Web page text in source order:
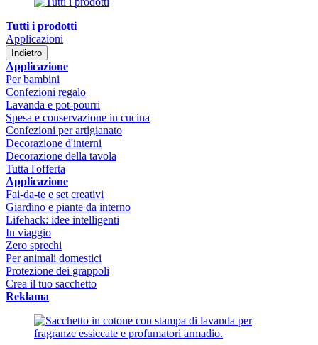
Tutti i prodotti
Applicazioni
Indietro
Applicazione
Per bambini
Confezioni regalo
Lavanda e pot-pourri
Spesa e conservazione in cucina
Confezioni per artigianato
Decorazione d'interni
Decorazione della tavola
Tutta l'offerta
Applicazione
Fai-da-te e set creativi
Giardino e piante da interno
Lifehack: idee intelligenti
In viaggio
Zero sprechi
Per animali domestici
Protezione dei grappoli
Crea il tuo sacchetto
Reklama